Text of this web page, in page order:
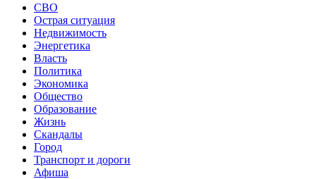
СВО
Острая ситуация
Недвижимость
Энергетика
Власть
Политика
Экономика
Общество
Образование
Жизнь
Скандалы
Город
Транспорт и дороги
Афиша